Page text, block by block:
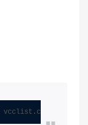
vcclist.com